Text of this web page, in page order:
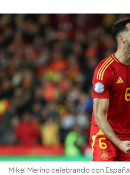
Mikel Merino celebrando con España